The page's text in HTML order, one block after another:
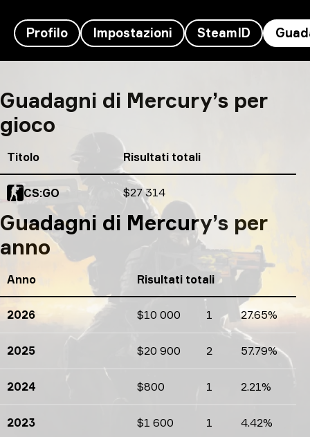
Profilo Impostazioni SteamID
Guadagni di Mercury’s per
gioco
Titolo Risultati totali
CS:GO Risultati totali
$27 314
Guadagni di Mercury’s per
anno
Anno Risultati totali
2026 Guadagni
$10 000
Numero di tornei
1
Percentuali 27.65%
2025 Guadagni
$20 900
Numero di tornei
2
Percentuali 57.79%
2024 Guadagni
$800
Numero di tornei
1
Percentuali 2.21%
2023 Guadagni
$1 600
Numero di tornei
1
Percentuali 4.42%